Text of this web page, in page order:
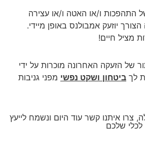
ו/או האטה ו/או עצירה
יוזעק אמבולנס באופן מיידי.
מציל חיים!
של הזעקה האחרונה מוכרות על ידי
לך ביטחון ושקט נפשי מפני גניבות
צרו איתנו קשר עוד היום ונשמח לייעץ
שלכם